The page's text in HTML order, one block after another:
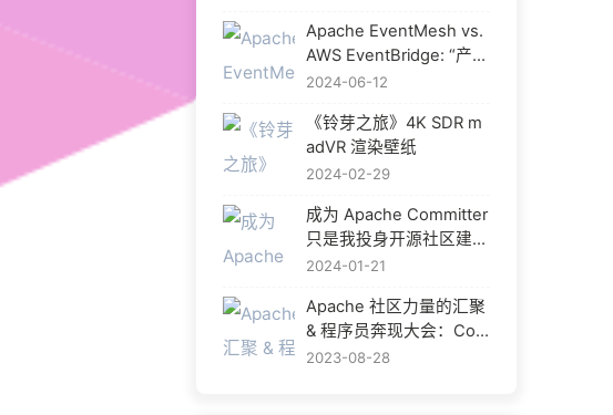
Apache EventMesh vs.
AWS EventBridge: “产品
化” 是开源中间件的出路
2024-06-12
《铃芽之旅》4K SDR m
adVR 渲染壁纸
2024-02-29
成为 Apache Committer
只是我投身开源社区建设
的开始
2024-01-21
Apache 社区力量的汇聚
& 程序员奔现大会：Com
munityOverCode Asia 2
2023-08-28